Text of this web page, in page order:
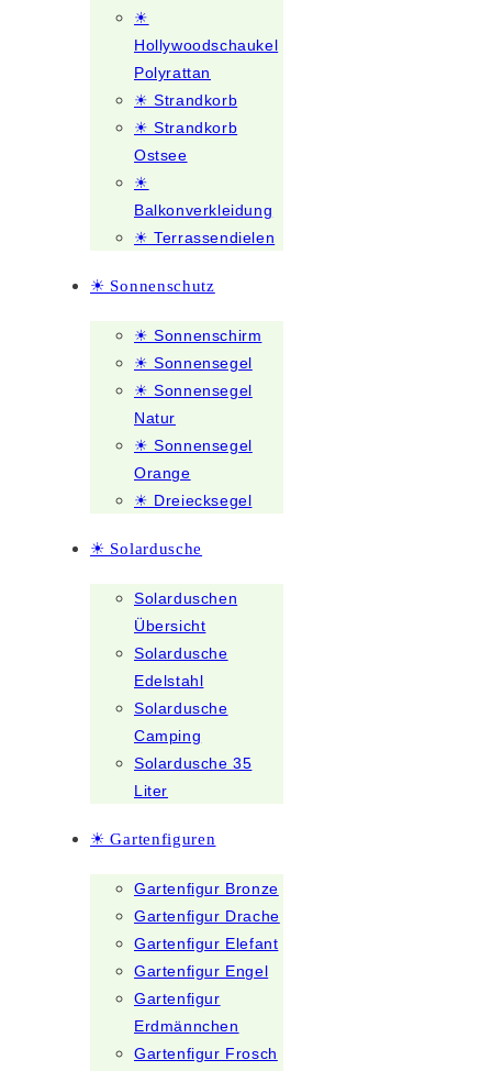
☀
Hollywoodschaukel
Polyrattan
☀ Strandkorb
☀ Strandkorb
Ostsee
☀
Balkonverkleidung
☀ Terrassendielen
☀ Sonnenschutz
☀ Sonnenschirm
☀ Sonnensegel
☀ Sonnensegel
Natur
☀ Sonnensegel
Orange
☀ Dreiecksegel
☀ Solardusche
Solarduschen
Übersicht
Solardusche
Edelstahl
Solardusche
Camping
Solardusche 35
Liter
☀ Gartenfiguren
Gartenfigur Bronze
Gartenfigur Drache
Gartenfigur Elefant
Gartenfigur Engel
Gartenfigur
Erdmännchen
Gartenfigur Frosch